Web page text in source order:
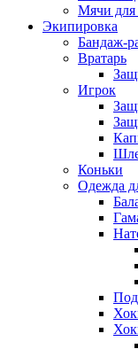
Мячи для
Экипировка
Бандаж-
Вратарь
Игрок
Коньки
Одежда